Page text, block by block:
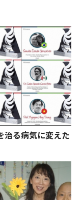
治る病気に変えた